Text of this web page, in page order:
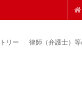
リー 律師（弁護士）